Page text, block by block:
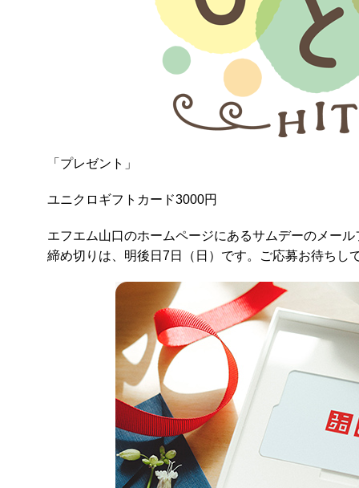
「プレゼント」
ユニクロギフトカード3000円
エフエム山口のホームページにあるサムデーのメー
締め切りは、明後日7日（日）です。ご応募お待ちし